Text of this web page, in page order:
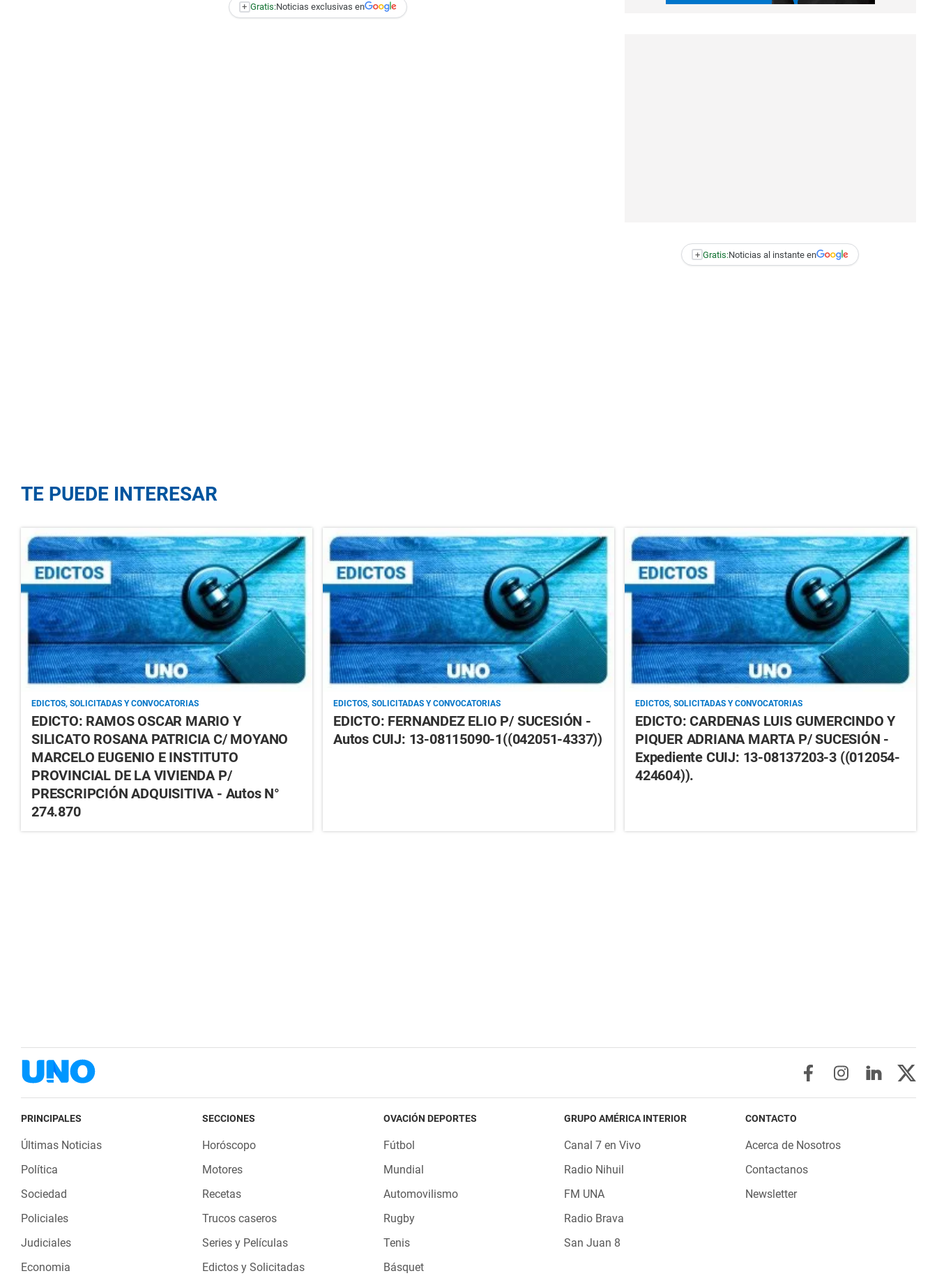
+ Gratis:Noticias exclusivas en
+ Gratis:Noticias al instante en
TE PUEDE INTERESAR
EDICTOS, SOLICITADAS Y CONVOCATORIAS
EDICTO: RAMOS OSCAR MARIO Y
SILICATO ROSANA PATRICIA C/ MOYANO
MARCELO EUGENIO E INSTITUTO
PROVINCIAL DE LA VIVIENDA P/
PRESCRIPCIÓN ADQUISITIVA - Autos N°
274.870
EDICTOS, SOLICITADAS Y CONVOCATORIAS
EDICTO: FERNANDEZ ELIO P/ SUCESIÓN -
Autos CUIJ: 13-08115090-1((042051-4337))
EDICTOS, SOLICITADAS Y CONVOCATORIAS
EDICTO: CARDENAS LUIS GUMERCINDO Y
PIQUER ADRIANA MARTA P/ SUCESIÓN -
Expediente CUIJ: 13-08137203-3 ((012054-
424604)).
PRINCIPALES
Últimas Noticias
Política
Sociedad
Policiales
Judiciales
Economia
SECCIONES
Horóscopo
Motores
Recetas
Trucos caseros
Series y Películas
Edictos y Solicitadas
OVACIÓN DEPORTES
Fútbol
Mundial
Automovilismo
Rugby
Tenis
Básquet
GRUPO AMÉRICA INTERIOR
Canal 7 en Vivo
Radio Nihuil
FM UNA
Radio Brava
San Juan 8
CONTACTO
Acerca de Nosotros
Contactanos
Newsletter